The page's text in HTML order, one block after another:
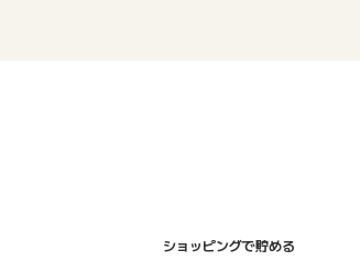
ショッピングで貯める